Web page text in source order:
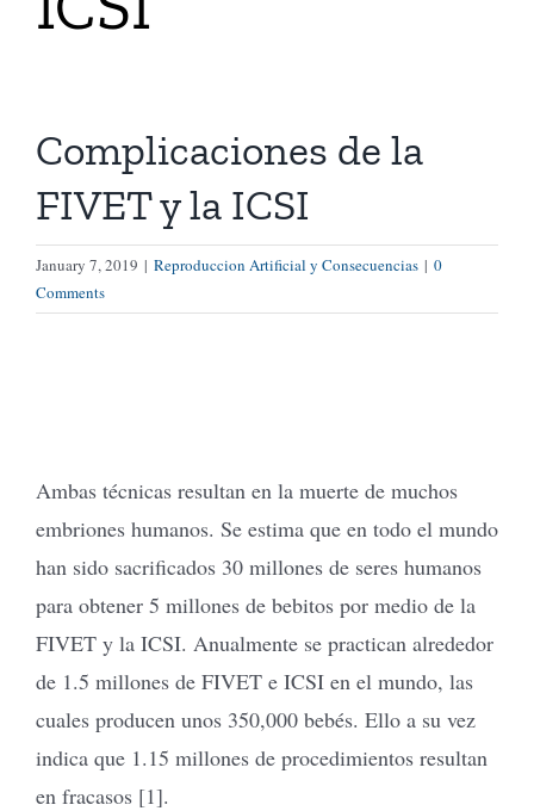
Media
Buscar
Complicaciones de la
FIVET y la ICSI
January 7, 2019 | Reproduccion Artificial y Consecuencias | 0
Comments
Ambas técnicas resultan en la muerte de muchos
embriones humanos. Se estima que en todo el mundo
han sido sacrificados 30 millones de seres humanos
para obtener 5 millones de bebitos por medio de la
FIVET y la ICSI. Anualmente se practican alrededor
de 1.5 millones de FIVET e ICSI en el mundo, las
cuales producen unos 350,000 bebés. Ello a su vez
indica que 1.15 millones de procedimientos resultan
en fracasos [1].